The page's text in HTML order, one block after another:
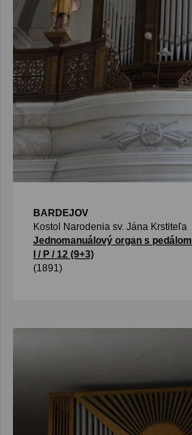
BARDEJOV
Kostol Narodenia sv. Jána Krstiteľa
Jednomanuálový organ s pedálom
I / P / 12 (9+3)
(1891)